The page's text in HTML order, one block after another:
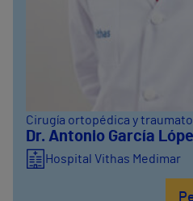
Cirugía ortopédica y
Dr. Antonio García
Hospital Vithas Medimar